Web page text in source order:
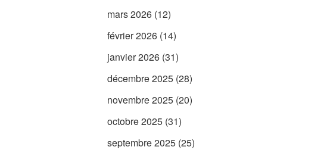
mars 2026 (12)
février 2026 (14)
janvier 2026 (31)
décembre 2025 (28)
novembre 2025 (20)
octobre 2025 (31)
septembre 2025 (25)